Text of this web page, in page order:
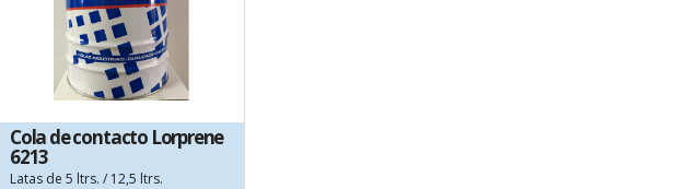
Cola de contacto Lorprene
6213
Latas de 5 ltrs. / 12,5 ltrs.